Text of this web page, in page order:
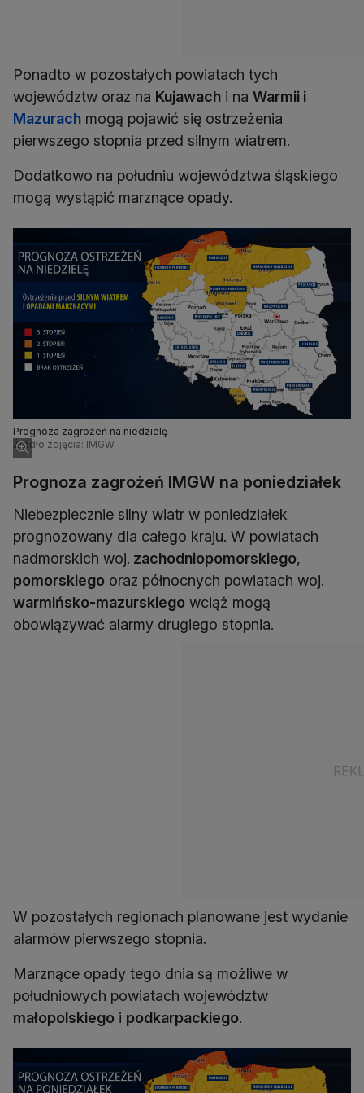
Ponadto w pozostałych powiatach tych
województw oraz na Kujawach i na Warmii i
Mazurach mogą pojawić się ostrzeżenia
pierwszego stopnia przed silnym wiatrem.
Dodatkowo na południu województwa śląskiego
mogą wystąpić marznące opady.
Prognoza zagrożeń na niedzielę
Źródło zdjęcia: IMGW
Prognoza zagrożeń IMGW na poniedziałek
Niebezpiecznie silny wiatr w poniedziałek
prognozowany dla całego kraju. W powiatach
nadmorskich woj. zachodniopomorskiego,
pomorskiego oraz północnych powiatach woj.
warmińsko-mazurskiego wciąż mogą
obowiązywać alarmy drugiego stopnia.
W pozostałych regionach planowane jest wydanie
alarmów pierwszego stopnia.
Marznące opady tego dnia są możliwe w
południowych powiatach województw
małopolskiego i podkarpackiego.